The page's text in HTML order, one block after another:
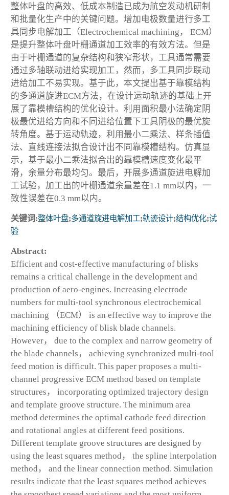
整体叶盘的高效、低成本制造已成为航空发动机研制
和批量化生产中的关键问题。增加电极数量进行多工
具同步电解加工（Electrochemical machining， ECM）
是提升整体叶盘叶栅通道加工效率的有效方法。但是
由于叶栅通道的复杂结构和狭窄形状，工具通常需要
通过多轴联动进给实现加工，然而，多工具同步联动
进给加工不易实现。基于此，本文提出基于靠模结构
的多通道旋进ECM方法，在设计运动轨迹的基础上开
展了靠模槽结构的优化设计。利用面积最小法确定阴
极最优进给方向和不同进给位置下工具阴极的最优旋
转角度。基于运动轨迹，利用最小二乘法、样条插值
法、直线连接法拟合设计出不同靠模槽结构。仿真显
示，基于最小二乘法拟合出的靠模槽速度变化最平
滑，余量分布最均匀。最后，开展多通道旋进电解加
工试验，加工出的叶栅通道余量差在1.1 mm以内，一
致性误差在0.3 mm以内。
关键词:整体叶盘;多通道旋进电解加工;轨迹设计;结构优化;试
验
Abstract:
Efficient and cost-effective manufacturing of blisks
remains a critical challenge in the development and
production of aero-engines. Increasing electrode
numbers for multi-tool synchronous electrochemical
machining （ECM） is an effective way to improve the
machining efficiency of blisk blade channels.
However， due to the complex and narrow geometry of
the blade channels， achieving synchronized multi-tool
feed motion is difficult. This paper proposes a multi-
channel progressive ECM method based on template
structures， incorporating optimized trajectory design
and template groove structure. The minimum area
method determines the optimal cathode feed direction
and rotational angles at different feed positions.
Different template groove structures are designed by
using the least squares method， the spline interpolation
method， and the linear connection method. Simulation
results indicate that the least squares method achieves